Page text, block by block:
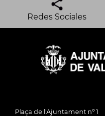
Redes Sociales
Plaça de l'Ajuntament nº 1